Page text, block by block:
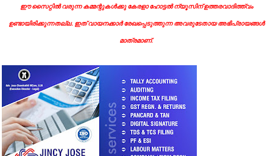
ഈ സൈറ്റിൽ വരുന്ന കമ്മന്റുകൾക്കു കേരളാ ഹോട്ടൽ ന്യൂസിന് ഉത്തരവാദിത്ത്വം
ഉണ്ടായിരിക്കുന്നതല്ല. ഇത് വായനക്കാർ രേഖപ്പെടുത്തുന്ന അവരുടേതായ അഭിപ്രായങ്ങൾ
മാത്രമാണ്.